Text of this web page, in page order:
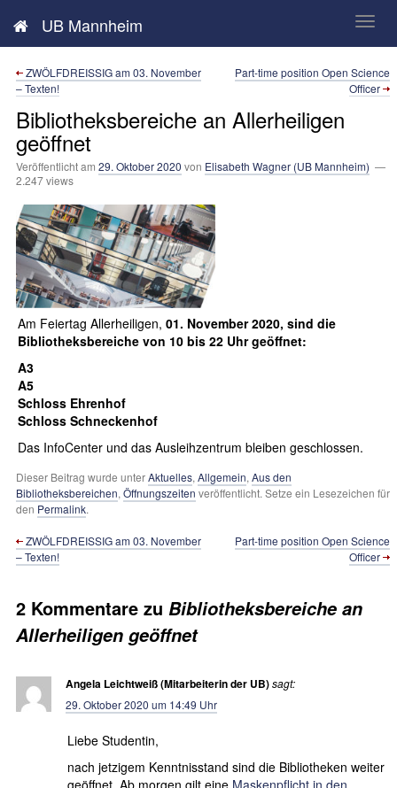
UB Mannheim
Neues aus der UB Mannheim
ZWÖLFDREISSIG am 03. November
– Texten!
Part-time position Open Science
Officer
Bibliotheksbereiche an Allerheiligen
geöffnet
Veröffentlicht am 29. Oktober 2020 von Elisabeth Wagner (UB Mannheim) —
2.247 views
Am Feiertag Allerheiligen, 01. November 2020, sind die
Bibliotheksbereiche von 10 bis 22 Uhr geöffnet:
A3
A5
Schloss Ehrenhof
Schloss Schneckenhof
Das InfoCenter und das Ausleihzentrum bleiben geschlossen.
Dieser Beitrag wurde unterAktuelles, Allgemein, Aus den
Bibliotheksbereichen, Öffnungszeiten veröffentlicht. Setze ein Lesezeichen für
den Permalink.
ZWÖLFDREISSIG am 03. November
– Texten!
Part-time position Open Science
Officer
2 Kommentare zu Bibliotheksbereiche an
Allerheiligen geöffnet
Angela Leichtweiß (Mitarbeiterin der UB)sagt:
29. Oktober 2020 um 14:49 Uhr
Liebe Studentin,
nach jetzigem Kenntnisstand sind die Bibliotheken weiter